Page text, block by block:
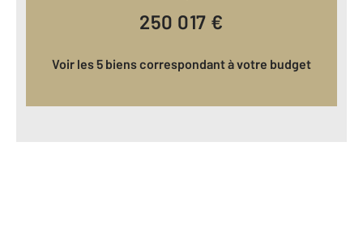
250 017 €
Voir les 5 biens correspondant à votre budget